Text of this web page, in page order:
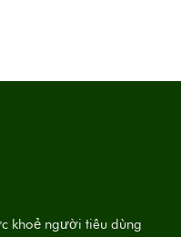
khoẻ người tiêu dùng